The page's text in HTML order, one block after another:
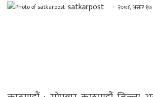
satkarpost २०७६ असार १७